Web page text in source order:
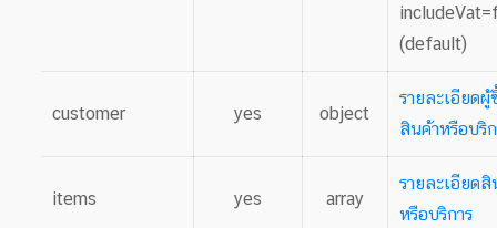
(default)
customer yes object
รายละเอียดผู้
สินค้าหรือบริ
items yes array
รายละเอียดสิ
หรือบริการ